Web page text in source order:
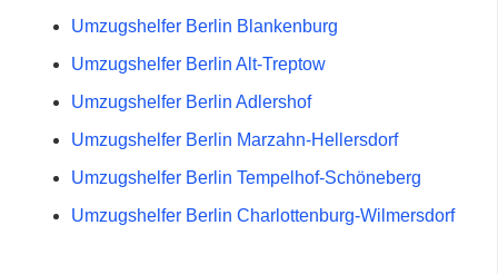
Umzugshelfer Berlin Blankenburg
Umzugshelfer Berlin Alt-Treptow
Umzugshelfer Berlin Adlershof
Umzugshelfer Berlin Marzahn-Hellersdorf
Umzugshelfer Berlin Tempelhof-Schöneberg
Umzugshelfer Berlin Charlottenburg-Wilmersdorf